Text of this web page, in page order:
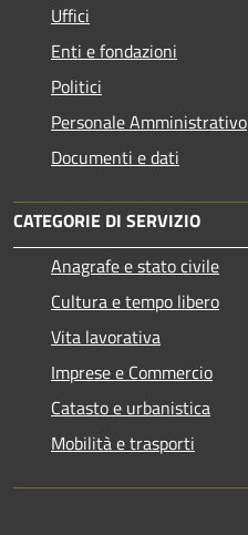
Uffici
Enti e fondazioni
Politici
Personale Amministrativo
Documenti e dati
CATEGORIE DI SERVIZIO
Anagrafe e stato civile
Cultura e tempo libero
Vita lavorativa
Imprese e Commercio
Catasto e urbanistica
Mobilità e trasporti